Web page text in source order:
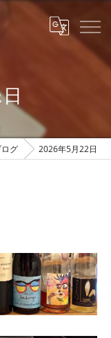
ログ 2026年5月22日